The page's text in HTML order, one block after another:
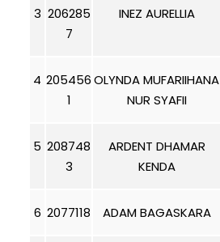
3 206285
7
INEZ AURELLIA
4 205456
1
OLYNDA MUFARIIHANA
NUR SYAFII
5 208748
3
ARDENT DHAMAR
KENDA
6 2077118 ADAM BAGASKARA